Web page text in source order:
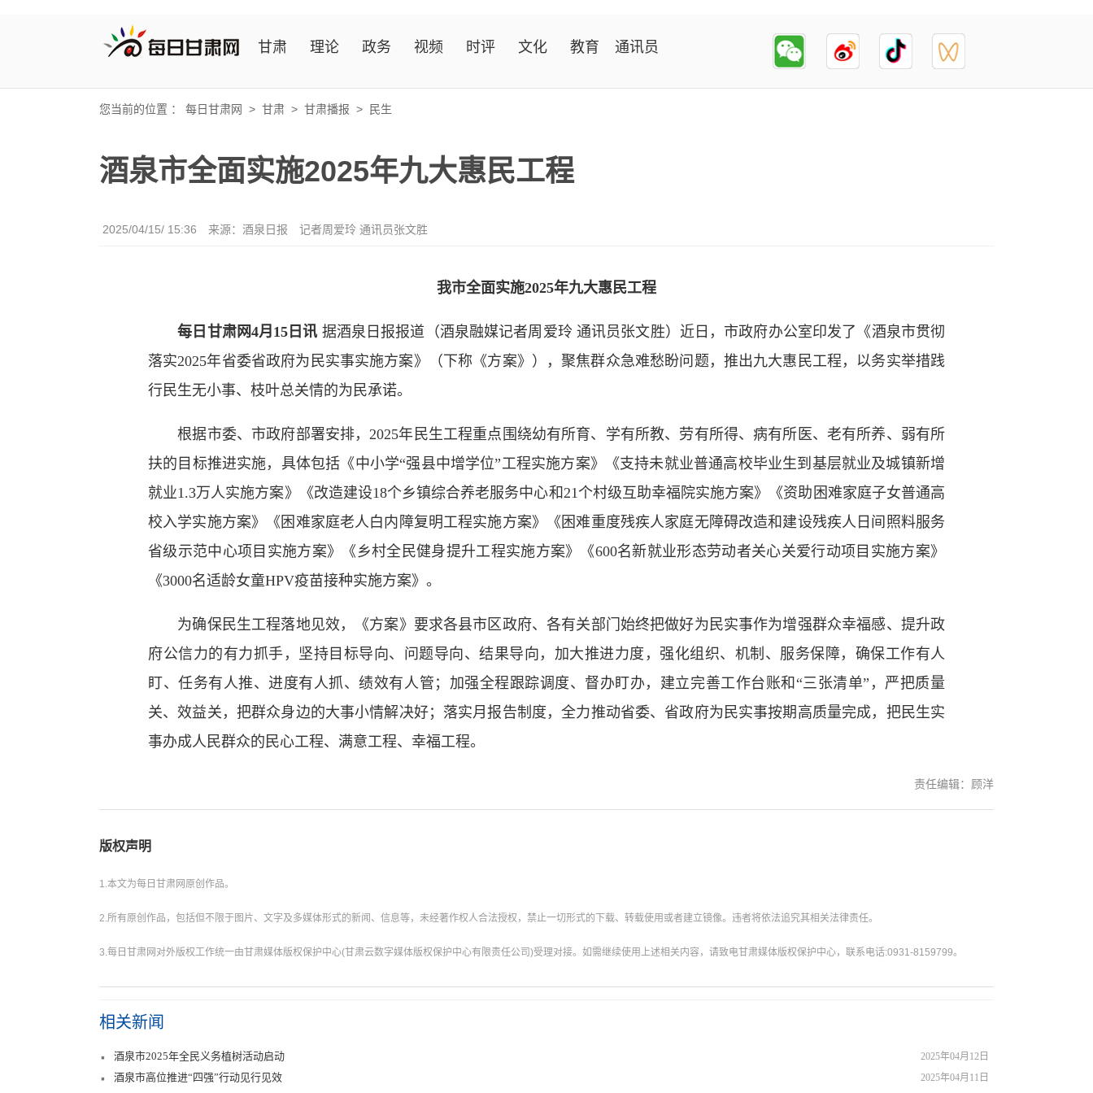
甘肃 理论 政务 视频 时评 文化 教育 通讯员
您当前的位置 ： 每日甘肃网 > 甘肃 > 甘肃播报 > 民生
酒泉市全面实施2025年九大惠民工程
2025/04/15/ 15:36 来源：酒泉日报 记者周爱玲 通讯员张文胜
我市全面实施2025年九大惠民工程
每日甘肃网4月15日讯 据酒泉日报报道（酒泉融媒记者周爱玲 通讯员张文胜）近日，市政府办公室印发了《酒泉市贯彻
落实2025年省委省政府为民实事实施方案》（下称《方案》），聚焦群众急难愁盼问题，推出九大惠民工程，以务实举措践
行民生无小事、枝叶总关情的为民承诺。
根据市委、市政府部署安排，2025年民生工程重点围绕幼有所育、学有所教、劳有所得、病有所医、老有所养、弱有所
扶的目标推进实施，具体包括《中小学“强县中增学位”工程实施方案》《支持未就业普通高校毕业生到基层就业及城镇新增
就业1.3万人实施方案》《改造建设18个乡镇综合养老服务中心和21个村级互助幸福院实施方案》《资助困难家庭子女普通高
校入学实施方案》《困难家庭老人白内障复明工程实施方案》《困难重度残疾人家庭无障碍改造和建设残疾人日间照料服务
省级示范中心项目实施方案》《乡村全民健身提升工程实施方案》《600名新就业形态劳动者关心关爱行动项目实施方案》
《3000名适龄女童HPV疫苗接种实施方案》。
为确保民生工程落地见效，《方案》要求各县市区政府、各有关部门始终把做好为民实事作为增强群众幸福感、提升政
府公信力的有力抓手，坚持目标导向、问题导向、结果导向，加大推进力度，强化组织、机制、服务保障，确保工作有人
盯、任务有人推、进度有人抓、绩效有人管；加强全程跟踪调度、督办盯办，建立完善工作台账和“三张清单”，严把质量
关、效益关，把群众身边的大事小情解决好；落实月报告制度，全力推动省委、省政府为民实事按期高质量完成，把民生实
事办成人民群众的民心工程、满意工程、幸福工程。
责任编辑：顾洋
版权声明
1.本文为每日甘肃网原创作品。
2.所有原创作品，包括但不限于图片、文字及多媒体形式的新闻、信息等，未经著作权人合法授权，禁止一切形式的下载、转载使用或者建立镜像。违者将依法追究其相关法律责任。
3.每日甘肃网对外版权工作统一由甘肃媒体版权保护中心(甘肃云数字媒体版权保护中心有限责任公司)受理对接。如需继续使用上述相关内容，请致电甘肃媒体版权保护中心，联系电话:0931-8159799。
相关新闻
2025年04月12日
酒泉市2025年全民义务植树活动启动
2025年04月11日
酒泉市高位推进“四强”行动见行见效